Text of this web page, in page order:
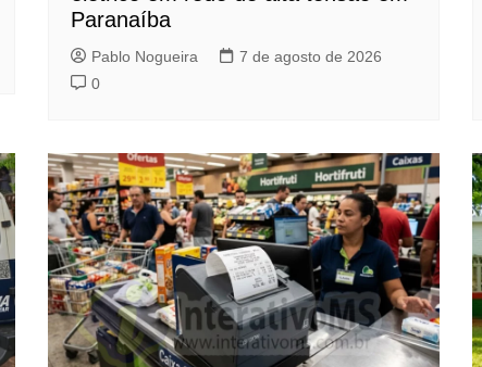
Paranaíba
Pablo Nogueira
7 de agosto de 2026
0